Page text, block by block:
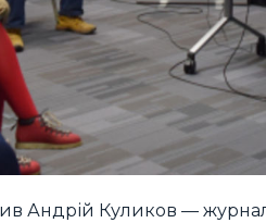
Андрій Куликов —